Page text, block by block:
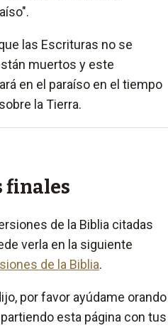
las Escrituras no se
muertos y este
en el paraíso en el tiempo
la Tierra.
finales
de la Biblia citadas
verla en la siguiente
de la Biblia.
por favor ayúdame orando
esta página con tus